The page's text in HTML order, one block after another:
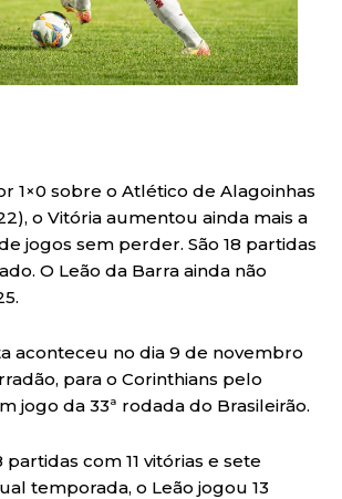
1×0 sobre o Atlético de Alagoinhas
o Vitória aumentou ainda mais a
jogos sem perder. São 18 partidas
O Leão da Barra ainda não
aconteceu no dia 9 de novembro
para o Corinthians pelo
jogo da 33ª rodada do Brasileirão.
partidas com 11 vitórias e sete
temporada, o Leão jogou 13